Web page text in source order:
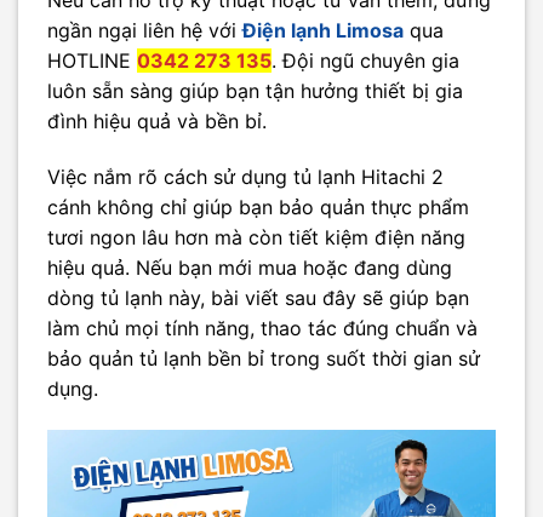
ngần ngại liên hệ vớiĐiện lạnh Limosa qua
HOTLINE 0342 273 135. Đội ngũ chuyên gia
luôn sẵn sàng giúp bạn tận hưởng thiết bị gia
đình hiệu quả và bền bỉ.
Việc nắm rõ cách sử dụng tủ lạnh Hitachi 2
cánh không chỉ giúp bạn bảo quản thực phẩm
tươi ngon lâu hơn mà còn tiết kiệm điện năng
hiệu quả. Nếu bạn mới mua hoặc đang dùng
dòng tủ lạnh này, bài viết sau đây sẽ giúp bạn
làm chủ mọi tính năng, thao tác đúng chuẩn và
bảo quản tủ lạnh bền bỉ trong suốt thời gian sử
dụng.